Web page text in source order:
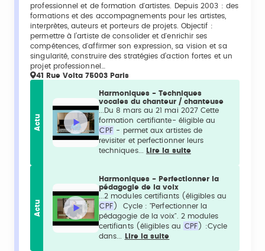
professionnel et de formation d'artistes. Depuis 2003 : des
formations et des accompagnements pour les artistes,
interprètes, auteurs et porteurs de projets. Objectif :
permettre à l’artiste de consolider et d'enrichir ses
compétences, d'affirmer son expression, sa vision et sa
singularité, construire des stratégies d’action fortes et un
projet professionnel…
41 Rue Volta 75003 Paris
Actu
Harmoniques - Techniques
vocales du chanteur / chanteuse
...Du 8 mars au 21 mai 2027 Cette
formation certifiante- éligible au
CPF - permet aux artistes de
revisiter et perfectionner leurs
techniques...
Lire la suite
Actu
Harmoniques - Perfectionner la
pédagogie de la voix
...2 modules certifiants (éligibles au
CPF ) Cycle : "Perfectionner la
pédagogie de la voix". 2 modules
certifiants (éligibles au CPF ) :Cycle
dans...
Lire la suite